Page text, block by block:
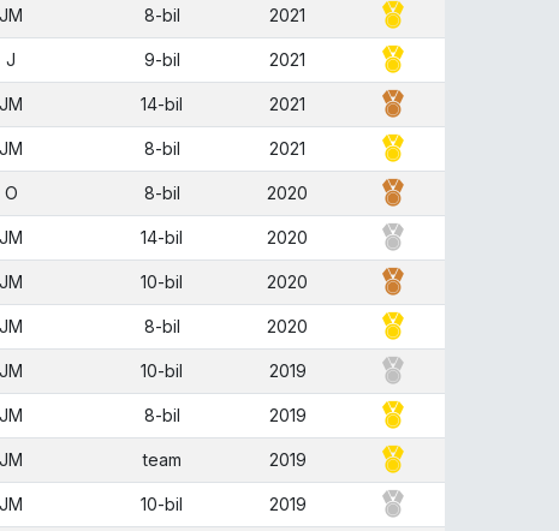
JM 8-bil
2021
J 9-bil
2021
JM 14-bil
2021
JM 8-bil
2021
O 8-bil
2020
JM 14-bil
2020
JM 10-bil
2020
JM 8-bil
2020
JM 10-bil
2019
JM 8-bil
2019
JM team
2019
JM 10-bil
2019